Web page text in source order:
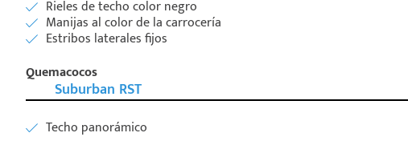
Rieles de techo color negro
Manijas al color de la carrocería
Estribos laterales fijos
Quemacocos
Suburban RST
Techo panorámico